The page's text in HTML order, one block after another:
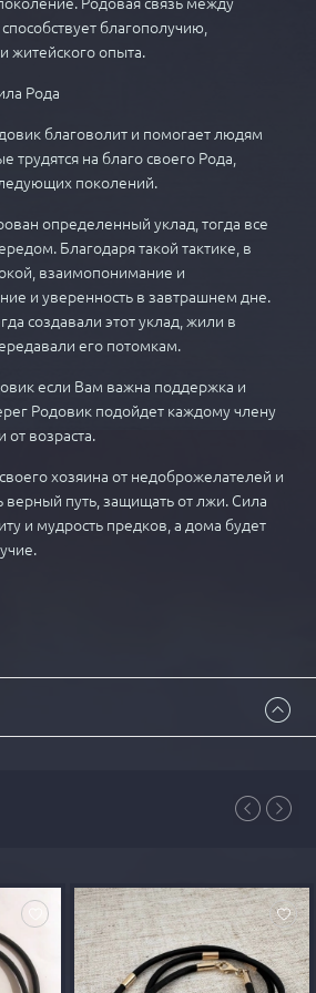
благополучию,
житейского опыта.
Рода
благоволит и помогает людям
на благо своего Рода,
поколений.
определенный уклад, тогда все
Благодаря такой тактике, в
взаимопонимание и
и уверенность в завтрашнем дне.
создавали этот уклад, жили в
его потомкам.
если Вам важна поддержка и
Родовик подойдет каждому члену
от возраста.
хозяина от недоброжелателей и
верный путь, защищать от лжи. Сила
и мудрость предков, а дома будет
изделия:
перевод.
(1-7 дней) - 950₽.
CDEK
(2-7 дней) - 500₽.
страны
любым вариантом на сумму от 15000₽.